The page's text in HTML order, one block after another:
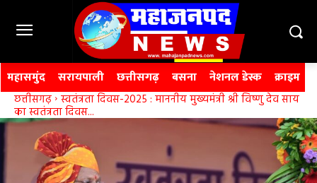
महासमुंद सरायपाली छत्तीसगढ़ बसना नेशनल डेस्क क्राइम
छत्तीसगढ़ स्वतंत्रता दिवस-2025 : माननीय मुख्यमंत्री श्री विष्णु देव साय
का स्वतंत्रता दिवस...